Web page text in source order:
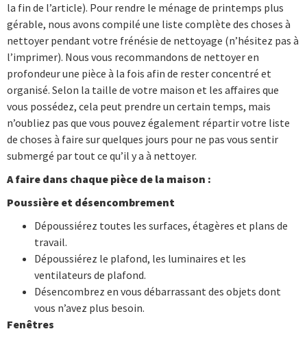
la fin de l’article). Pour rendre le ménage de printemps plus
gérable, nous avons compilé une liste complète des choses à
nettoyer pendant votre frénésie de nettoyage (n’hésitez pas à
l’imprimer). Nous vous recommandons de nettoyer en
profondeur une pièce à la fois afin de rester concentré et
organisé. Selon la taille de votre maison et les affaires que
vous possédez, cela peut prendre un certain temps, mais
n’oubliez pas que vous pouvez également répartir votre liste
de choses à faire sur quelques jours pour ne pas vous sentir
submergé par tout ce qu’il y a à nettoyer.
A faire dans chaque pièce de la maison :
Poussière et désencombrement
Dépoussiérez toutes les surfaces, étagères et plans de
travail.
Dépoussiérez le plafond, les luminaires et les
ventilateurs de plafond.
Désencombrez en vous débarrassant des objets dont
vous n’avez plus besoin.
Fenêtres